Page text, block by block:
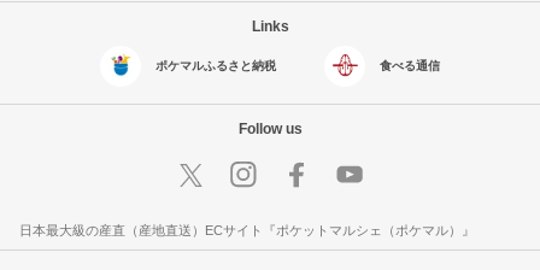
Links
ポケマルふるさと納税 食べる通信
Follow us
日本最大級の産直（産地直送）ECサイト『ポケットマルシェ（ポケマル）』